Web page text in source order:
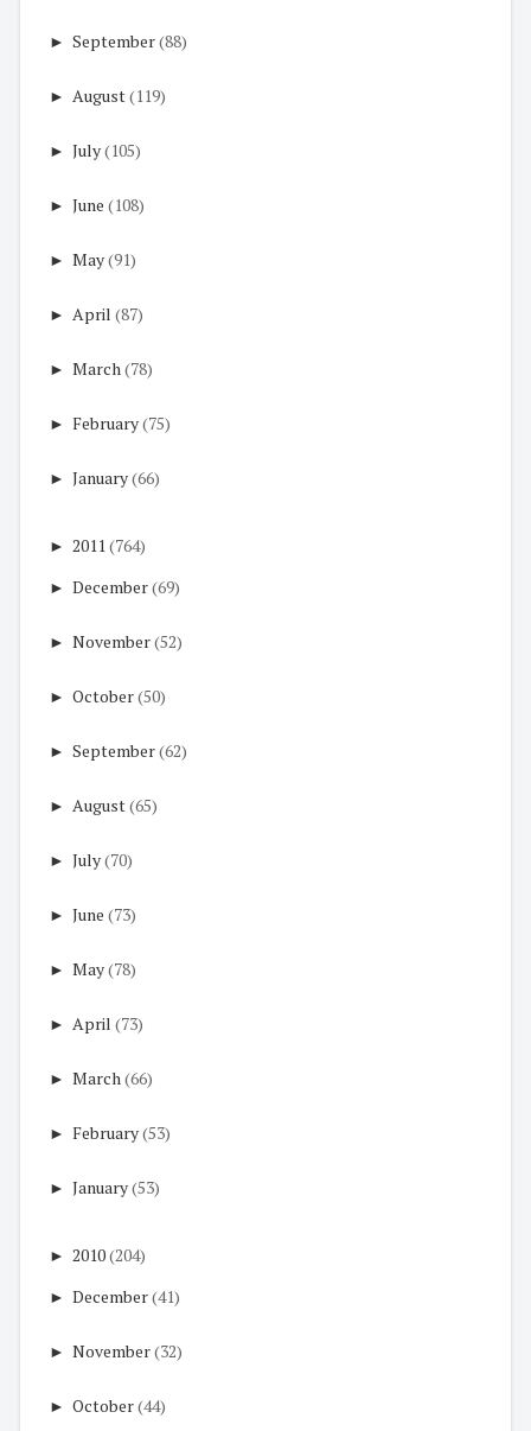
► September(88)
► August(119)
► July(105)
► June (108)
► May(91)
► April (87)
► March(78)
► February(75)
► January(66)
► 2011 (764)
► December(69)
► November(52)
► October(50)
► September(62)
► August(65)
► July(70)
► June (73)
► May(78)
► April (73)
► March(66)
► February(53)
► January(53)
► 2010(204)
► December(41)
► November(32)
► October(44)